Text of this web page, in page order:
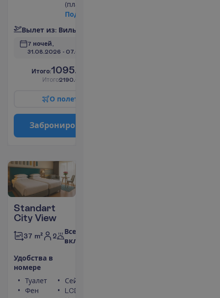
(платно)
Под
Вылет из: Виль
7 ночей,
31.08.2026 - 07.09.2026
И того:1095.00
Итого2190.00
О полет
Заброниро
Standart
City View
37 m² 2
Все
включено
Удобства в
номере
Туалет
Фен
Сейф
LCD телевизор